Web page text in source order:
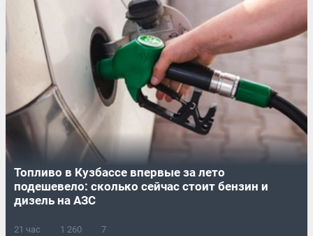
Топливо в Кузбассе впервые за лето
подешевело: сколько сейчас стоит бензин и
дизель на АЗС
21 час 1 260 7